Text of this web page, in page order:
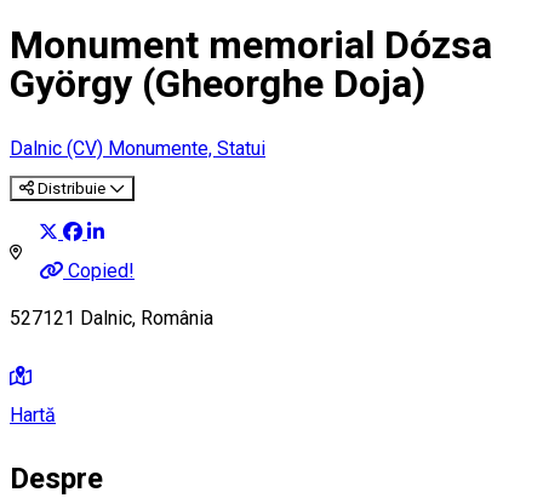
Monument memorial Dózsa
György (Gheorghe Doja)
Dalnic (CV) Monumente, Statui
Distribuie
Copied!
527121 Dalnic, România
Hartă
Despre